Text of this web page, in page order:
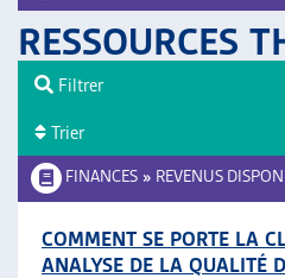
NOS PUBLICATIONS
DOSSIERS DU MOIS
VEILLE
RESSOURCES
THÉMATIQUES
GUIDE SOCIAL ROMAND
RESSOURCES
FINANCES » REVENUS
COMMENT SE PORTE LA
ANALYSE DE LA QUALITÉ
Filtrer
Trier